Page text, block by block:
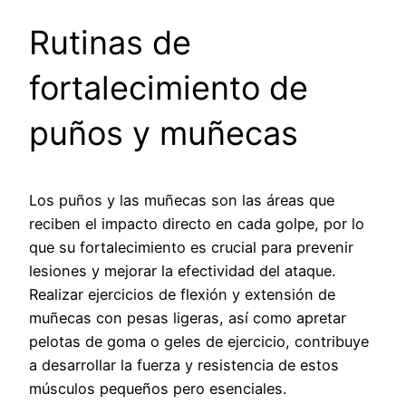
Rutinas de
fortalecimiento de
puños y muñecas
Los puños y las muñecas son las áreas que
reciben el impacto directo en cada golpe, por lo
que su fortalecimiento es crucial para prevenir
lesiones y mejorar la efectividad del ataque.
Realizar ejercicios de flexión y extensión de
muñecas con pesas ligeras, así como apretar
pelotas de goma o geles de ejercicio, contribuye
a desarrollar la fuerza y resistencia de estos
músculos pequeños pero esenciales.